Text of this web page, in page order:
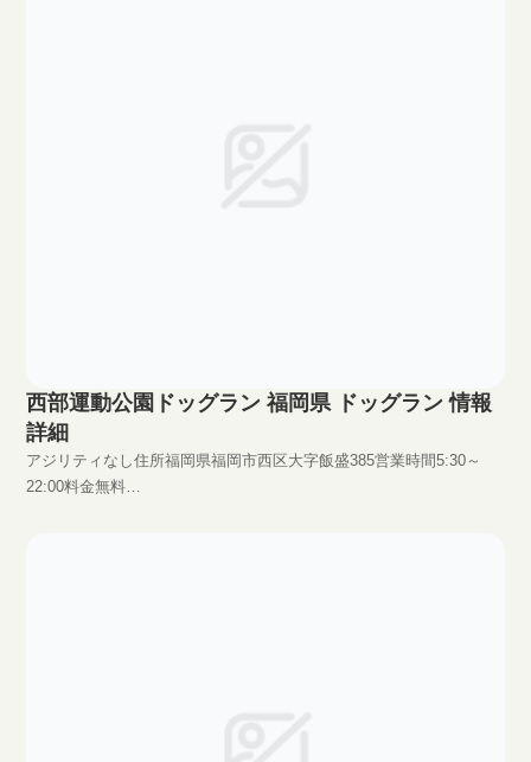
西部運動公園ドッグラン 福岡県 ドッグラン 情報
詳細
アジリティなし住所福岡県福岡市西区大字飯盛385営業時間5:30～
22:00料金無料